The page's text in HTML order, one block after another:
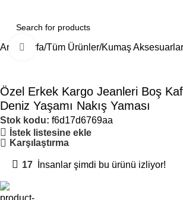
Ana Sayfa Tüm Ürünler Kumaş
Büyütmek için tıklayın
Özel Erkek Kargo Jeanleri Boş
Deniz Yaşamı Nakış Yaması
Stok kodu: f6d17d6769aa
İstek listesine ekle
Karşılaştırma
17 İnsanlar şimdi bu ürünü izliyor!